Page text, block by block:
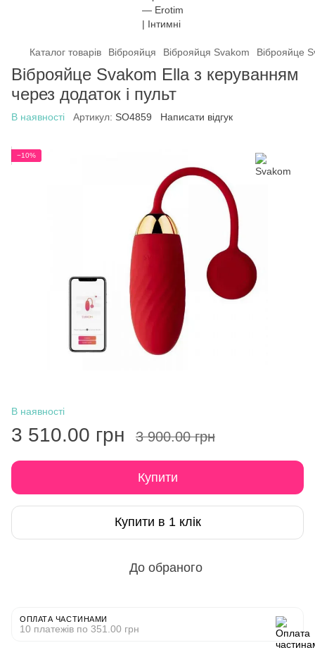
Каталог товарів Віброяйця Віброяйця Svakom Віброяйце
Віброяйце Svakom Ella з керуванням
через додаток і пульт
В наявності Артикул: SO4859 Написати відгук
−10%
В наявності
3 510.00 грн 3 900.00 грн
Купити
Купити в 1 клік
До обраного
ОПЛАТА ЧАСТИНАМИ
10 платежів по 351.00 грн